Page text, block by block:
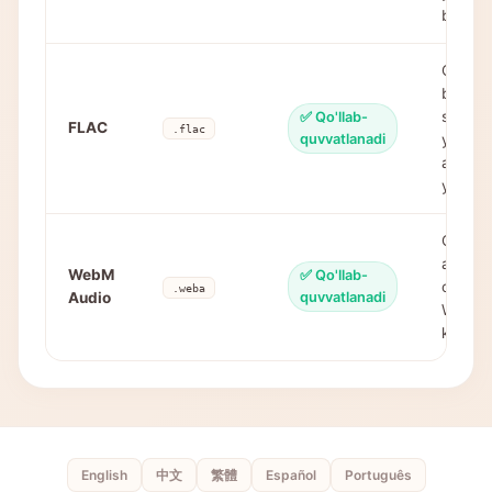
beradi
FLAC .flac
✅ Qo'llab-
quvvatlanadi
siqish
yuqori
audio
WebM
Audio
.weba
✅ Qo'llab-
quvvatlanadi
Opus
audio
o'z
WebM
English 中文 繁體 Español Português